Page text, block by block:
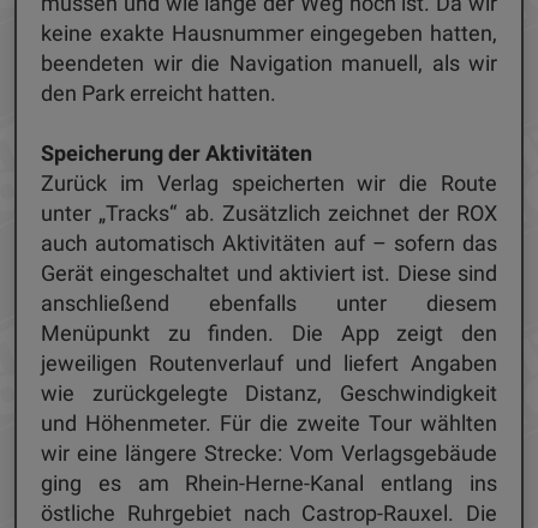
keine exakte Hausnummer eingegeben hatten,
beendeten wir die Navigation manuell, als wir
den Park erreicht hatten.
Speicherung der Aktivitäten
Zurück im Verlag speicherten wir die Route
unter „Tracks“ ab. Zusätzlich zeichnet der ROX
auch automatisch Aktivitäten auf – sofern das
Gerät eingeschaltet und aktiviert ist. Diese sind
anschließend ebenfalls unter diesem
Menüpunkt zu finden. Die App zeigt den
jeweiligen Routenverlauf und liefert Angaben
wie zurückgelegte Distanz, Geschwindigkeit
und Höhenmeter. Für die zweite Tour wählten
wir eine längere Strecke: Vom Verlagsgebäude
ging es am Rhein-Herne-Kanal entlang ins
östliche Ruhrgebiet nach Castrop-Rauxel. Die